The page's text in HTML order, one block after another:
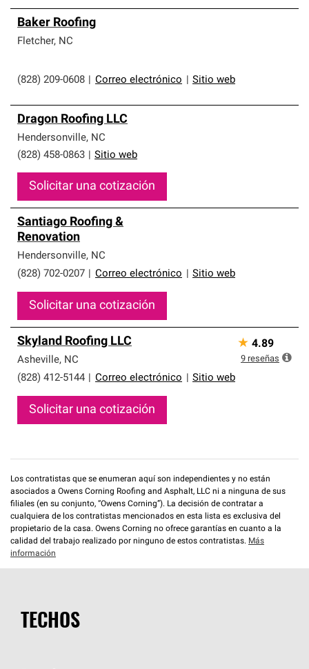
Baker Roofing
Fletcher, NC
(828) 209-0608 Correo electrónico Sitio web
Dragon Roofing LLC
Hendersonville, NC
(828) 458-0863
Sitio web
Solicitar una cotización
Santiago Roofing &
Renovation
Hendersonville, NC
(828) 702-0207
Correo electrónico Sitio web
Solicitar una cotización
Skyland Roofing LLC
Asheville, NC
(828) 412-5144
Correo electrónico Sitio web
Solicitar una cotización
★ 4.89
9 reseñas
Los contratistas que se enumeran aquí son independientes y no están
asociados a Owens Corning Roofing and Asphalt, LLC ni a ninguna de sus
filiales (en su conjunto, “Owens Corning”). La decisión de contratar a
cualquiera de los contratistas mencionados en esta lista es exclusiva del
propietario de la casa. Owens Corning no ofrece garantías en cuanto a la
calidad del trabajo realizado por ninguno de estos contratistas. Más
información
TECHOS